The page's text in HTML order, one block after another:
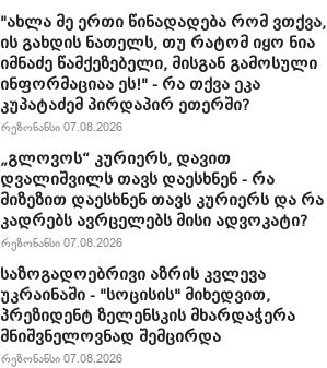
"ახლა მე ერთი წინადადება რომ ვთქვა,
ის გახდის ნათელს, თუ რატომ იყო ნია
იმნაძე წამქეზებელი, მისგან გამოსული
ინფორმაციაა ეს!" - რა თქვა ეკა
კუპატაძემ პირდაპირ ეთერში?
რეზონანსი 07.08.2026
„გლოვოს“ კურიერს, დავით
დვალიშვილს თავს დაესხნენ - რა
მიზეზით დაესხნენ თავს კურიერს და რა
კადრებს ავრცელებს მისი ადვოკატი?
რეზონანსი 07.08.2026
საზოგადოებრივი აზრის კვლევა
უკრაინაში - "სოცისის" მიხედვით,
პრეზიდენტ ზელენსკის მხარდაჭერა
მნიშვნელოვნად შემცირდა
რეზონანსი 07.08.2026